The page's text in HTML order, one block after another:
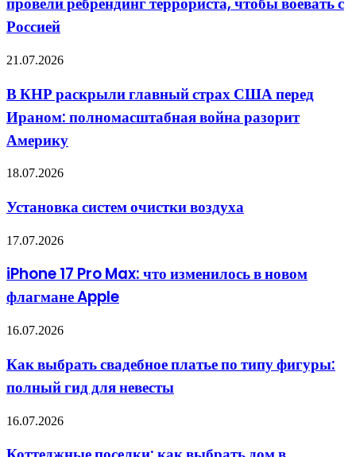
стран
против
России
как
и
провели
террориста,
чтобы
воевать
Россией
Россией
В
раскрыли
главный
страх
перед
полномасштабная
разорит
Америку
21.07.2026
В КНР раскрыли главный страх США перед
Ираном: полномасштабная война разорит
Америку
Установка
очистки
воздуха
18.07.2026
Установка систем очистки воздуха
iPhone
Pro
Max:
что
в
Apple
17.07.2026
iPhone 17 Pro Max: что изменилось в новом
флагмане Apple
Как
свадебное
платье
по
фигуры:
полный
16.07.2026
Как выбрать свадебное платье по типу фигуры:
полный гид для невесты
Коттеджные
как
16.07.2026